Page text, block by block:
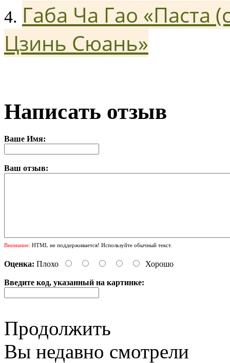
4. Габа Ча Гао «Паста
Цзинь Сюань»
Написать отзыв
Ваше Имя:
Ваш отзыв:
Внимание: HTML не поддерживается! Используйте обычный текст.
Оценка: Плохо Хорошо
Введите код, указанный на картинке:
Продолжить
Вы недавно смотрели